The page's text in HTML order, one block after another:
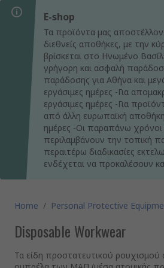
E-shop
Τα προϊόντα μας
διεθνείς αποθήκες, με την
βρίσκεται στο Ηνωμένο
γρήγορη και ασφαλή
παράδοσης για Αθήνα και
εργάσιμες ημέρες -Για
εργάσιμες ημέρες -Για
από άλλη ευρωπαϊκή
ημέρες -Οι παραπάνω
περιλαμβάνουν την τοπική
περαιτέρω διαδικασίες
ενδέχεται να προκαλέσουν
Home / Personal Protective
Disposable Workwear
Τα είδη προστατευτικού ρουχισμού